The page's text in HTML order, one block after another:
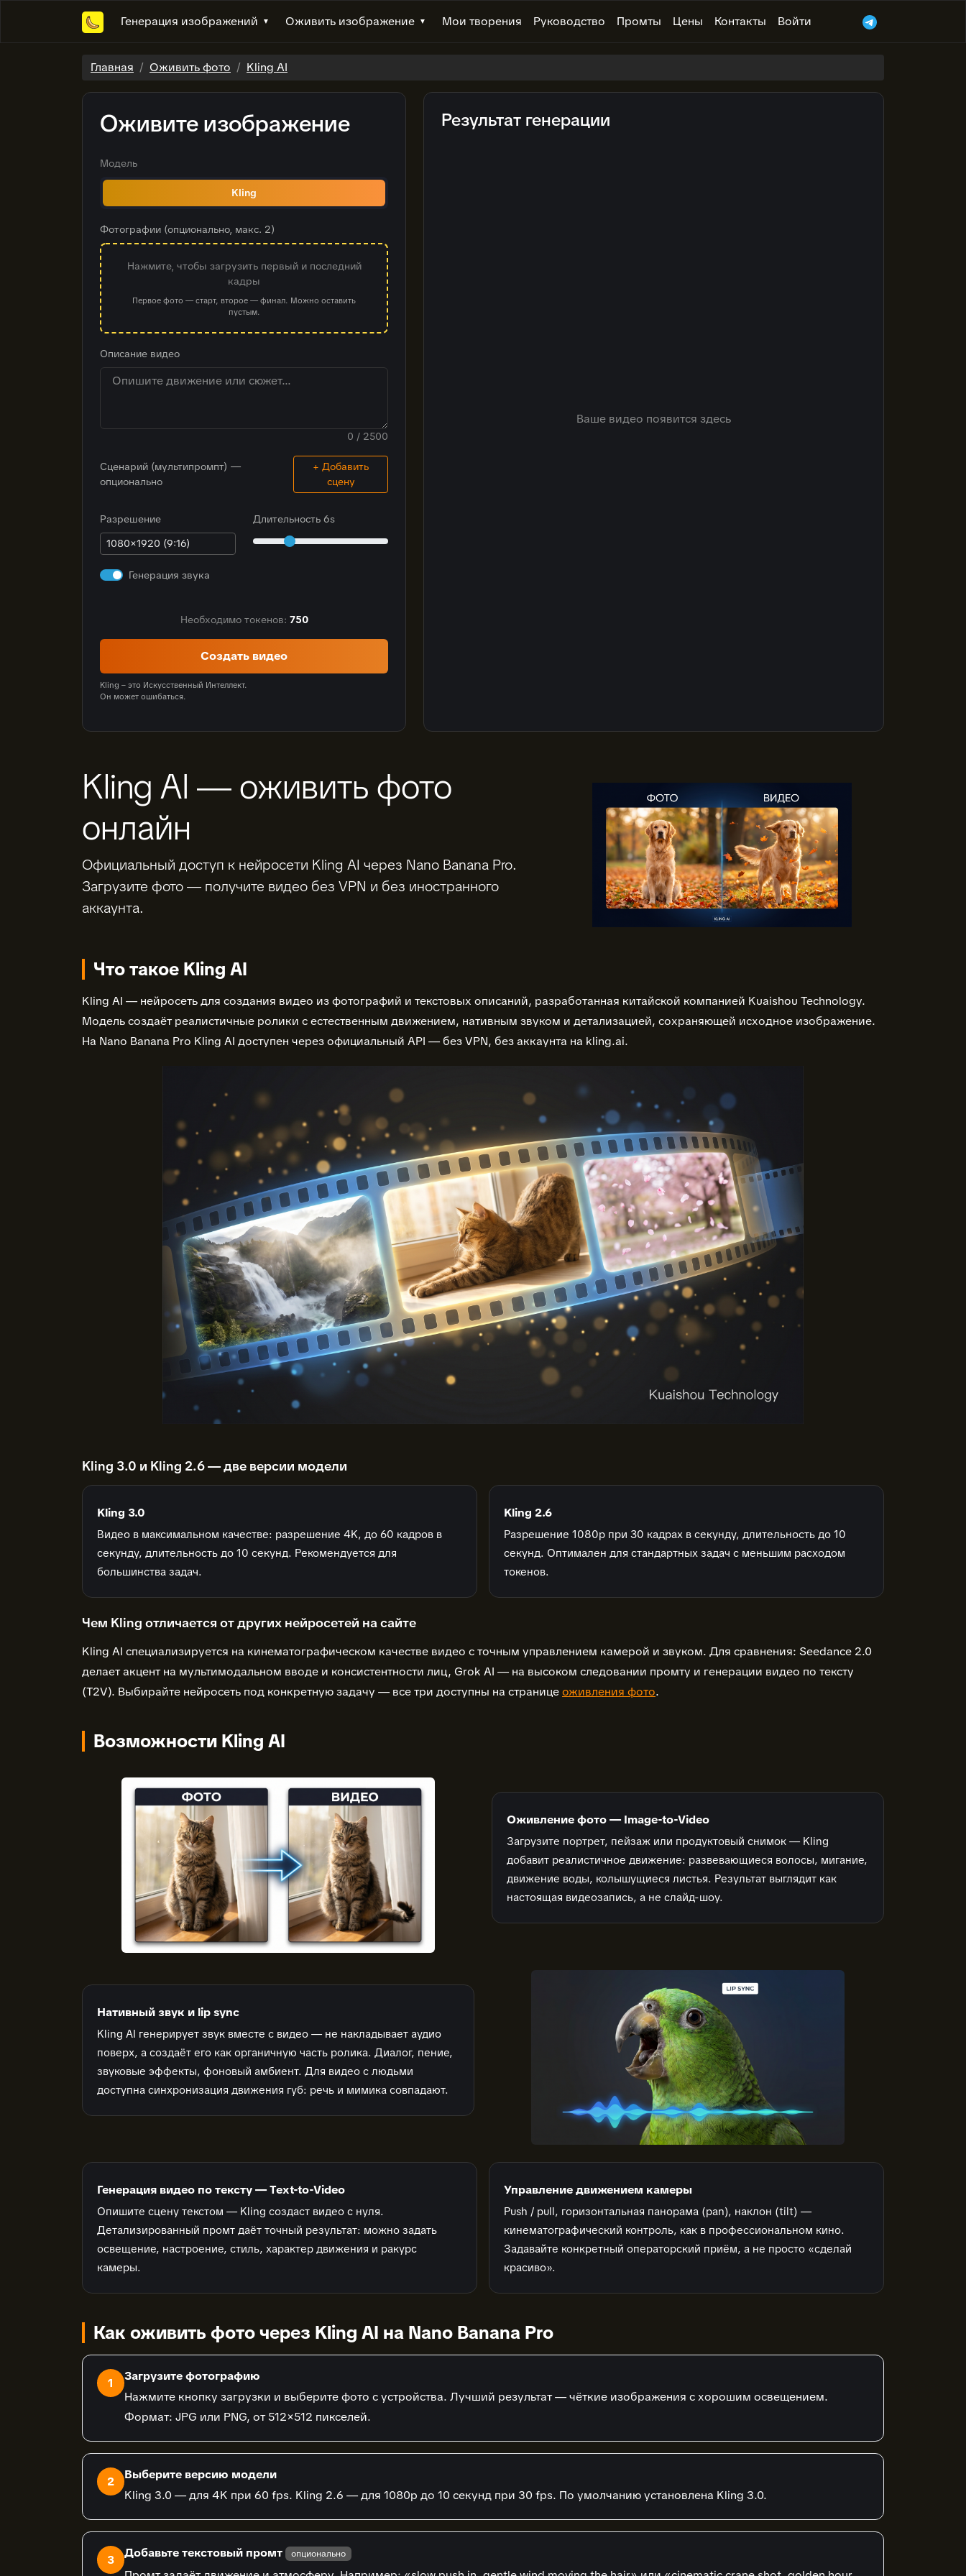
Генерация изображений ▼ Оживить изображение ▼ Мои творения Руководство Промты Цены Контакты Войти
Главная Оживить фото Kling AI
Оживите изображение
Модель
Kling
Фотографии (опционально, макс. 2)
Нажмите, чтобы загрузить первый и последний
кадры
Первое фото — старт, второе — финал. Можно оставить
пустым.
Описание видео
0 / 2500
Сценарий (мультипромпт) —
опционально
+ Добавить
сцену
Разрешение Длительность 6s
Генерация звука
Необходимо токенов: 750
Создать видео
Kling – это Искусственный Интеллект.
Он может ошибаться.
Результат генерации
Ваше видео появится здесь
Kling AI — оживить фото
онлайн
Официальный доступ к нейросети Kling AI через Nano Banana Pro.
Загрузите фото — получите видео без VPN и без иностранного
аккаунта.
Что такое Kling AI
Kling AI — нейросеть для создания видео из фотографий и текстовых описаний, разработанная китайской компанией Kuaishou Technology.
Модель создаёт реалистичные ролики с естественным движением, нативным звуком и детализацией, сохраняющей исходное изображение.
На Nano Banana Pro Kling AI доступен через официальный API — без VPN, без аккаунта на kling.ai.
Kling 3.0 и Kling 2.6 — две версии модели
Kling 3.0
Видео в максимальном качестве: разрешение 4K, до 60 кадров в
секунду, длительность до 10 секунд. Рекомендуется для
большинства задач.
Kling 2.6
Разрешение 1080p при 30 кадрах в секунду, длительность до 10
секунд. Оптимален для стандартных задач с меньшим расходом
токенов.
Чем Kling отличается от других нейросетей на сайте
Kling AI специализируется на кинематографическом качестве видео с точным управлением камерой и звуком. Для сравнения: Seedance 2.0
делает акцент на мультимодальном вводе и консистентности лиц, Grok AI — на высоком следовании промту и генерации видео по тексту
(T2V). Выбирайте нейросеть под конкретную задачу — все три доступны на страницеоживления фото.
Возможности Kling AI
Оживление фото — Image-to-Video
Загрузите портрет, пейзаж или продуктовый снимок — Kling
добавит реалистичное движение: развевающиеся волосы, мигание,
движение воды, колышущиеся листья. Результат выглядит как
настоящая видеозапись, а не слайд-шоу.
Нативный звук и lip sync
Kling AI генерирует звук вместе с видео — не накладывает аудио
поверх, а создаёт его как органичную часть ролика. Диалог, пение,
звуковые эффекты, фоновый амбиент. Для видео с людьми
доступна синхронизация движения губ: речь и мимика совпадают.
Генерация видео по тексту — Text-to-Video
Опишите сцену текстом — Kling создаст видео с нуля.
Детализированный промт даёт точный результат: можно задать
освещение, настроение, стиль, характер движения и ракурс
камеры.
Управление движением камеры
Push / pull, горизонтальная панорама (pan), наклон (tilt) —
кинематографический контроль, как в профессиональном кино.
Задавайте конкретный операторский приём, а не просто «сделай
красиво».
Как оживить фото через Kling AI на Nano Banana Pro
1
Загрузите фотографию
Нажмите кнопку загрузки и выберите фото с устройства. Лучший результат — чёткие изображения с хорошим освещением.
Формат: JPG или PNG, от 512×512 пикселей.
2
Выберите версию модели
Kling 3.0 — для 4K при 60 fps. Kling 2.6 — для 1080p до 10 секунд при 30 fps. По умолчанию установлена Kling 3.0.
3 Добавьте текстовый промт опционально